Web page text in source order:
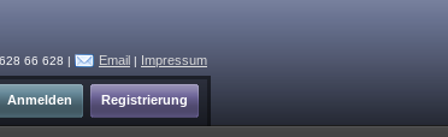
66 628 | Email | Impressum